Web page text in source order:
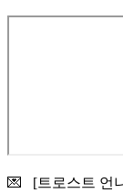
💌 [트로스트 언